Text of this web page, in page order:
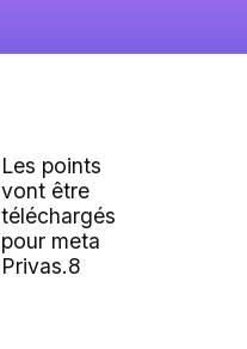
Les points
vont être
téléchargés
pour meta
Privas.8